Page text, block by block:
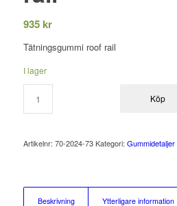
935 kr
Tätningsgummi roof rail
I lager
Köp
Artikelnr: 70-2024-73 Kategori: Gummidetaljer
Beskrivning Ytterligare information